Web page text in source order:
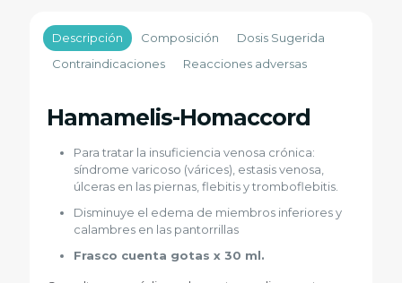
Descripción Composición
Dosis Sugerida
Contraindicaciones
Reacciones adversas
Hamamelis-Homaccord
Para tratar la insuficiencia venosa crónica:
síndrome varicoso (várices), estasis venosa,
úlceras en las piernas, flebitis y tromboflebitis.
Disminuye el edema de miembros inferiores y
calambres en las pantorrillas
Frasco cuenta gotas x 30 ml.